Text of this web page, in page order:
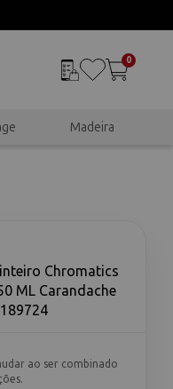
0
Madeira
Chromatics
ML Carandache
ao ser combinado